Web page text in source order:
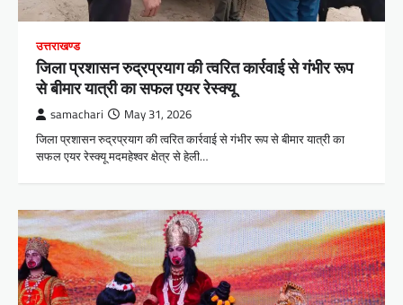
उत्तराखण्ड
जिला प्रशासन रुद्रप्रयाग की त्वरित कार्रवाई से गंभीर रूप
से बीमार यात्री का सफल एयर रेस्क्यू
samachari May 31, 2026
जिला प्रशासन रुद्रप्रयाग की त्वरित कार्रवाई से गंभीर रूप से बीमार यात्री का
सफल एयर रेस्क्यू मदमहेश्वर क्षेत्र से हेली…